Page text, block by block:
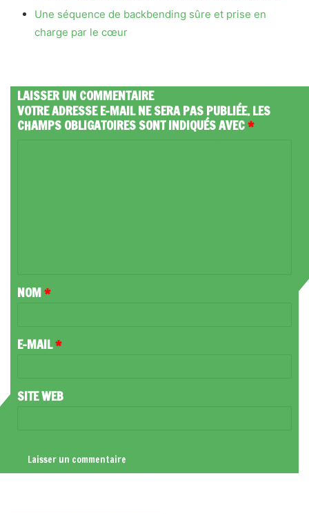
Une séquence de backbending sûre et prise en
charge par le cœur
LAISSER UN COMMENTAIRE
VOTRE ADRESSE E-MAIL NE SERA PAS PUBLIÉE.LES
CHAMPS OBLIGATOIRES SONT INDIQUÉS AVEC*
A
R
NOM*
E-MAIL*
SITE WEB